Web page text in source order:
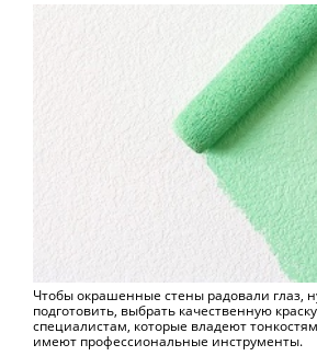
Чтобы окрашенные стены радовали глаз,
подготовить, выбрать качественную
специалистам, которые владеют
имеют профессиональные инструменты.